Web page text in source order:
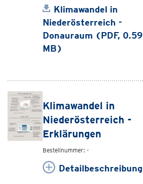
Klimawandel in
Niederösterreich -
Donauraum (PDF, 0.59
MB)
Klimawandel in
Niederösterreich -
Erklärungen
Bestellnummer: -
Detailbeschreibung